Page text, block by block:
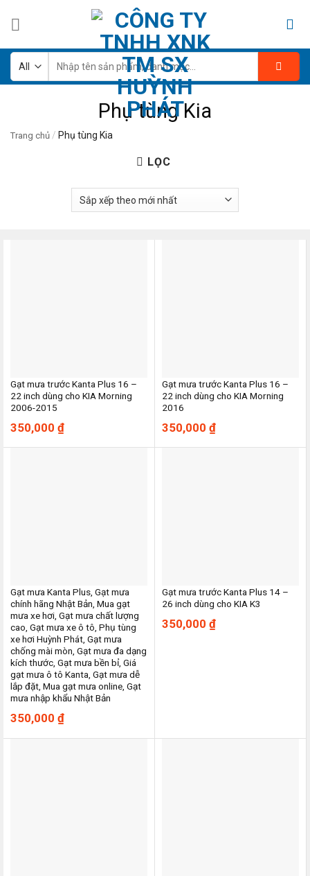
kiếm:
Phụ tùng Kia
Trang chủ / Phụ tùng Kia
LỌC
Gạt mưa trước Kanta Plus 16 –
22 inch dùng cho KIA Morning
2006-2015
350,000 ₫
Gạt mưa trước Kanta Plus 16 –
22 inch dùng cho KIA Morning
2016
350,000 ₫
Gạt mưa Kanta Plus, Gạt mưa
chính hãng Nhật Bản, Mua gạt
mưa xe hơi, Gạt mưa chất lượng
cao, Gạt mưa xe ô tô, Phụ tùng
xe hơi Huỳnh Phát, Gạt mưa
chống mài mòn, Gạt mưa đa dạng
kích thước, Gạt mưa bền bỉ, Giá
gạt mưa ô tô Kanta, Gạt mưa dễ
lắp đặt, Mua gạt mưa online, Gạt
mưa nhập khẩu Nhật Bản
350,000 ₫
Gạt mưa trước Kanta Plus 14 –
26 inch dùng cho KIA K3
350,000 ₫